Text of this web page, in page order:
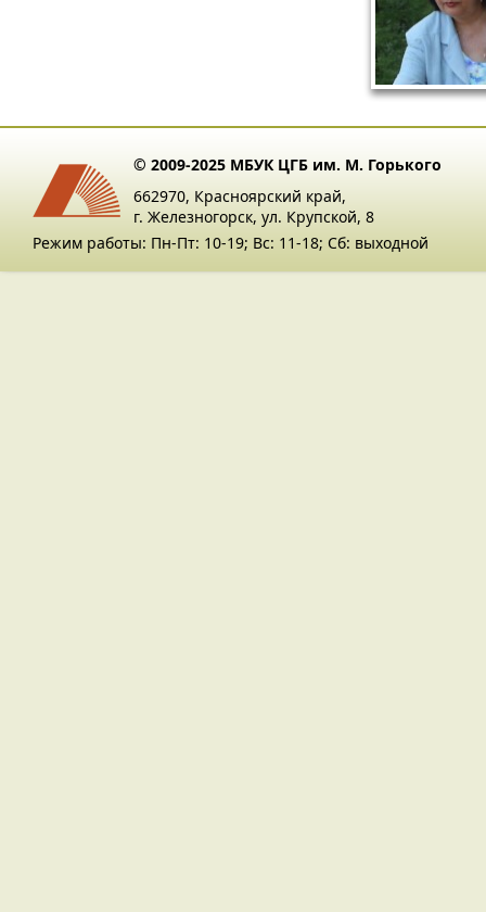
© 2009-2025 МБУК ЦГБ им. М. Горького
662970, Красноярский край,
г. Железногорск, ул. Крупской, 8
Режим работы: Пн-Пт: 10-19; Вс: 11-18; Сб: выходной